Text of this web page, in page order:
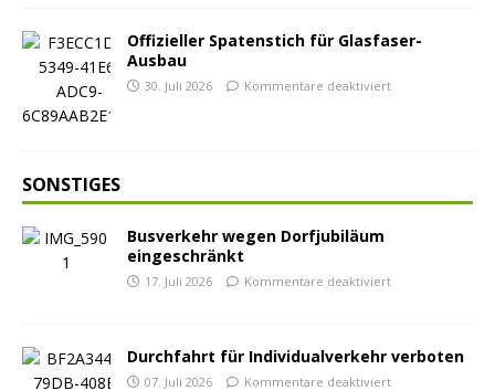
Offizieller Spatenstich für Glasfaser-
Ausbau
30. Juli 2026 Kommentare deaktiviert
SONSTIGES
Busverkehr wegen Dorfjubiläum
eingeschränkt
17. Juli 2026 Kommentare deaktiviert
Durchfahrt für Individualverkehr verboten
07. Juli 2026 Kommentare deaktiviert